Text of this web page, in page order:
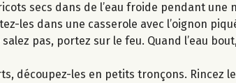
secs dans de l’eau froide pendant
les dans une casserole avec l’oignon
salez pas, portez sur le feu. Quand l’eau
découpez-les en petits tronçons. Rincez